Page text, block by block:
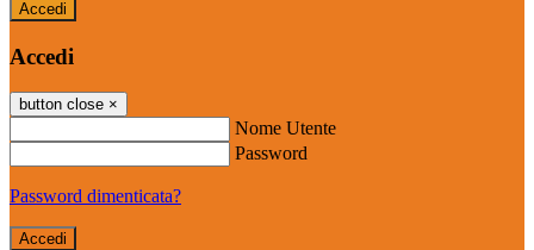
Accedi
Accedi
button close ×
Nome Utente
Password
Password dimenticata?